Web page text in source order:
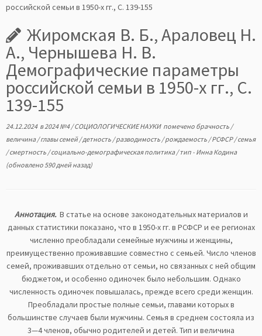
российской семьи в 1950-х гг., С. 139-155
Жиромская В. Б., Араловец Н.
А., Чернышева Н. В.
Демографические параметры
российской семьи в 1950-х гг., С.
139-155
24.12.2024в2024 №4/СОЦИОЛОГИЧЕСКИЕ НАУКИ помечено брачность /
величина/главы семей/детность /разводимость /рождаемость /РСФСР/семья
/смертность /социально-демографическая политика/тип - Инна Кодина
(обновлено 590 дней назад)
Аннотация. В статье на основе законодательных материалов и
данных статистики показано, что в 1950-х гг. в РСФСР и ее регионах
численно преобладали семейные мужчины и женщины,
преимущественно проживавшие совместно с семьей. Число членов
семей, проживавших отдельно от семьи, но связанных с ней общим
бюджетом, и особенно одиночек было небольшим. Однако
численность одиночек повышалась, прежде всего среди женщин.
Преобладали простые полные семьи, главами которых в
большинстве случаев были мужчины. Семья в среднем состояла из
3—4 членов, обычно родителей и детей. Тип и величина